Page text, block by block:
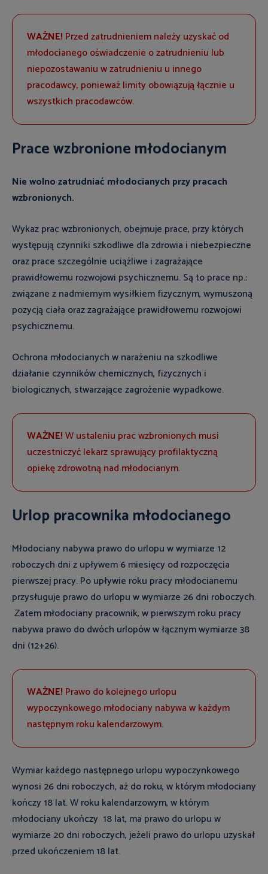
WAŻNE! Przed zatrudnieniem należy uzyskać od
młodocianego oświadczenie o zatrudnieniu lub
niepozostawaniu w zatrudnieniu u innego
pracodawcy, ponieważ limity obowiązują łącznie u
wszystkich pracodawców.
Prace wzbronione młodocianym
Nie wolno zatrudniać młodocianych przy pracach
wzbronionych.
Wykaz prac wzbronionych, obejmuje prace, przy których
występują czynniki szkodliwe dla zdrowia i niebezpieczne
oraz prace szczególnie uciążliwe i zagrażające
prawidłowemu rozwojowi psychicznemu. Są to prace np.:
związane z nadmiernym wysiłkiem fizycznym, wymuszoną
pozycją ciała oraz zagrażające prawidłowemu rozwojowi
psychicznemu.
Ochrona młodocianych w narażeniu na szkodliwe
działanie czynników chemicznych, fizycznych i
biologicznych, stwarzające zagrożenie wypadkowe.
WAŻNE!W ustaleniu prac wzbronionych musi
uczestniczyć lekarz sprawujący profilaktyczną
opiekę zdrowotną nad młodocianym.
Urlop pracownika młodocianego
Młodociany nabywa prawo do urlopu w wymiarze 12
roboczych dni z upływem 6 miesięcy od rozpoczęcia
pierwszej pracy. Po upływie roku pracy młodocianemu
przysługuje prawo do urlopu w wymiarze 26 dni roboczych.
Zatem młodociany pracownik, w pierwszym roku pracy
nabywa prawo do dwóch urlopów w łącznym wymiarze 38
dni (12+26).
WAŻNE! Prawo do kolejnego urlopu
wypoczynkowego młodociany nabywa w każdym
następnym roku kalendarzowym.
Wymiar każdego następnego urlopu wypoczynkowego
wynosi 26 dni roboczych, aż do roku, w którym młodociany
kończy 18 lat. W roku kalendarzowym, w którym
młodociany ukończy 18 lat, ma prawo do urlopu w
wymiarze 20 dni roboczych, jeżeli prawo do urlopu uzyskał
przed ukończeniem 18 lat.